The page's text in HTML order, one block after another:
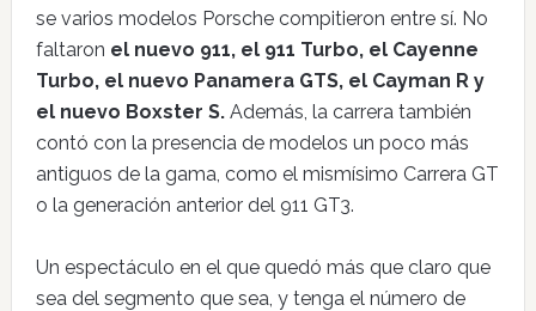
se varios modelos Porsche compitieron entre sí. No
faltaron el nuevo 911, el 911 Turbo, el Cayenne
Turbo, el nuevo Panamera GTS, el Cayman R y
el nuevo Boxster S.Además, la carrera también
contó con la presencia de modelos un poco más
antiguos de la gama, como el mismísimo Carrera GT
o la generación anterior del 911 GT3.
Un espectáculo en el que quedó más que claro que
sea del segmento que sea, y tenga el número de